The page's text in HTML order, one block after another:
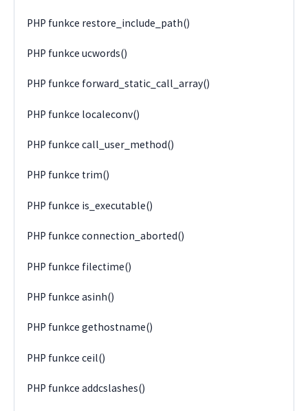
PHP funkce restore_include_path()
PHP funkce ucwords()
PHP funkce forward_static_call_array()
PHP funkce localeconv()
PHP funkce call_user_method()
PHP funkce trim()
PHP funkce is_executable()
PHP funkce connection_aborted()
PHP funkce filectime()
PHP funkce asinh()
PHP funkce gethostname()
PHP funkce ceil()
PHP funkce addcslashes()